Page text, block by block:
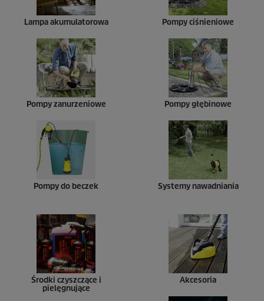
Lampa akumulatorowa Pompy ciśnieniowe
Pompy zanurzeniowe Pompy głębinowe
Pompy do beczek Systemy nawadniania
Środki czyszczące i
pielęgnujące
Akcesoria